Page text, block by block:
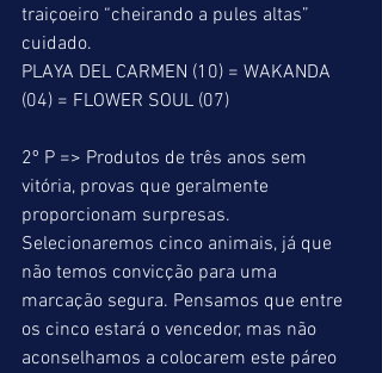
traiçoeiro “cheirando a pules altas”
cuidado.
PLAYA DEL CARMEN (10) = WAKANDA
(04) = FLOWER SOUL (07)
2º P => Produtos de três anos sem
vitória, provas que geralmente
proporcionam surpresas.
Selecionaremos cinco animais, já que
não temos convicção para uma
marcação segura. Pensamos que entre
os cinco estará o vencedor, mas não
aconselhamos a colocarem este páreo